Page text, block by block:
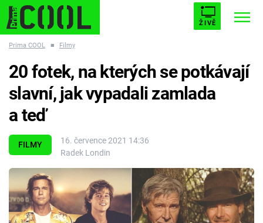
ŽIVĚ
ESCAPE PLNEJ KOTEL AVENGERS 5
Témata
Filmy
Seriály
Prima COOL ■ Filmy
FILMY
16. července 2021 14:36
Radek Londin
20 fotek, na kterých se potkávají
slavní, jak vypadali zamlada
a teď